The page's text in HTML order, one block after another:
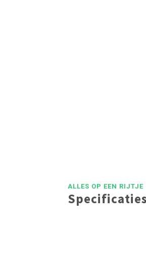
ALLES OP EEN RIJTJE